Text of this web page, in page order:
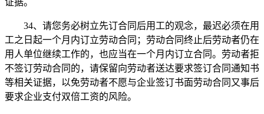
34、请您务必树立先订合同后用工的观念，最迟必须在用
工之日起一个月内订立劳动合同；劳动合同终止后劳动者仍在
用人单位继续工作的，也应当在一个月内订立合同。劳动者拒
不签订劳动合同的，请保留向劳动者送达要求签订合同通知书
等相关证据，以免劳动者不愿与企业签订书面劳动合同又事后
要求企业支付双倍工资的风险。